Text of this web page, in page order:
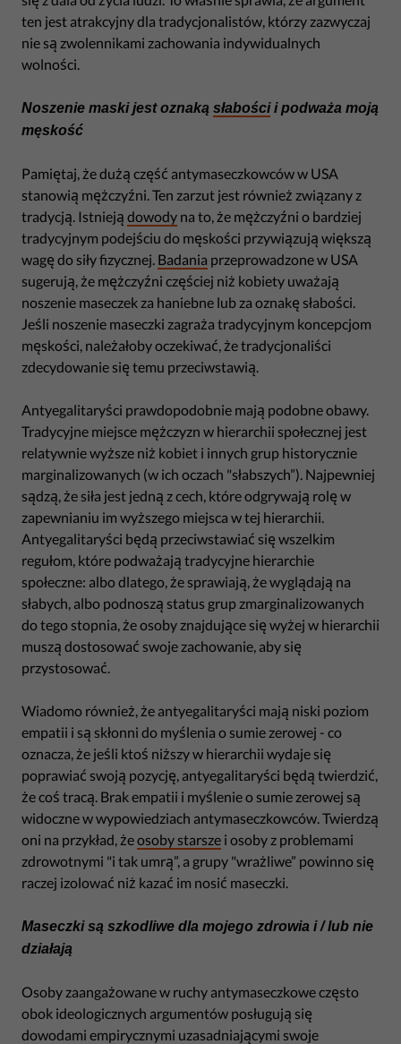
ten jest atrakcyjny dla tradycjonalistów, którzy zazwyczaj
nie są zwolennikami zachowania indywidualnych
wolności.
Noszenie maski jest oznaką słabościi podważa moją
męskość
Pamiętaj, że dużą część antymaseczkowców w USA
stanowią mężczyźni. Ten zarzut jest również związany z
tradycją. Istnieją dowody na to, że mężczyźni o bardziej
tradycyjnym podejściu do męskości przywiązują większą
wagę do siły fizycznej. Badania przeprowadzone w USA
sugerują, że mężczyźni częściej niż kobiety uważają
noszenie maseczek za haniebne lub za oznakę słabości.
Jeśli noszenie maseczki zagraża tradycyjnym koncepcjom
męskości, należałoby oczekiwać, że tradycjonaliści
zdecydowanie się temu przeciwstawią.
Antyegalitaryści prawdopodobnie mają podobne obawy.
Tradycyjne miejsce mężczyzn w hierarchii społecznej jest
relatywnie wyższe niż kobiet i innych grup historycznie
marginalizowanych (w ich oczach "słabszych”). Najpewniej
sądzą, że siła jest jedną z cech, które odgrywają rolę w
zapewnianiu im wyższego miejsca w tej hierarchii.
Antyegalitaryści będą przeciwstawiać się wszelkim
regułom, które podważają tradycyjne hierarchie
społeczne: albo dlatego, że sprawiają, że wyglądają na
słabych, albo podnoszą status grup zmarginalizowanych
do tego stopnia, że osoby znajdujące się wyżej w hierarchii
muszą dostosować swoje zachowanie, aby się
przystosować.
Wiadomo również, że antyegalitaryści mają niski poziom
empatii i są skłonni do myślenia o sumie zerowej - co
oznacza, że jeśli ktoś niższy w hierarchii wydaje się
poprawiać swoją pozycję, antyegalitaryści będą twierdzić,
że coś tracą. Brak empatii i myślenie o sumie zerowej są
widoczne w wypowiedziach antymaseczkowców. Twierdzą
oni na przykład, żeosoby starsze i osoby z problemami
zdrowotnymi "i tak umrą”, a grupy "wrażliwe” powinno się
raczej izolować niż kazać im nosić maseczki.
Maseczki są szkodliwe dla mojego zdrowia i / lub nie
działają
Osoby zaangażowane w ruchy antymaseczkowe często
obok ideologicznych argumentów posługują się
dowodami empirycznymi uzasadniającymi swoje